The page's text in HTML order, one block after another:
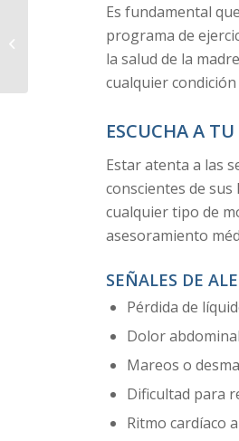
Es fundamental
programa de
la salud de la
cualquier
ESCUCHA A
Estar atenta a las
conscientes de
cualquier tipo de
asesoramiento
SEÑALES DE
Pérdida de
Dolor
Mareos o
Dificultad para
Ritmo cardíaco
Entrenamiento Grupos
Torrevieja. Atención
Personalizada con